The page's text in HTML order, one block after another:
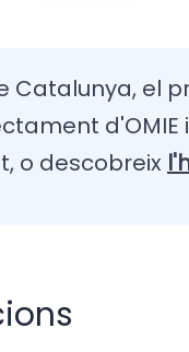
Catalunya, el
o descobreix